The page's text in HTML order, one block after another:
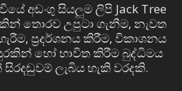
අඩංගු සියලුම ලිපි Jack Tree
තොරව උපුටා ගැනීම, නැවත
ප්‍රදර්ශනය කිරීම, විකාශනය
හෝ භාවිත කිරීම බුද්ධිමය
ලැබිය හැකි වරදකි.